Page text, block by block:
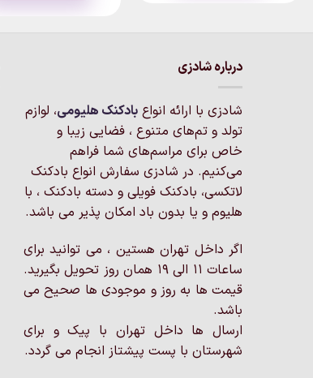
مختلفی
باشد.
گزینه
ها
ممکن
است
در
صفحه
انتخاب
شوند
درباره شادزی
شادزی با ارائه انواع بادکنک‌ هلیومی، لوازم
تولد و تم‌های متنوع ، فضایی زیبا و
خاص برای مراسم‌های شما فراهم
می‌کنیم. در شادزی سفارش انواع بادکنک
لاتکسی، بادکنک فویلی و دسته بادکنک ، با
هلیوم و یا بدون باد امکان پذیر می باشد.
اگر داخل تهران هستین ، می توانید برای
ساعات 11 الی 19 همان روز تحویل بگیرید.
قیمت ها به روز و موجودی ها صحیح می
باشد.
ارسال ها داخل تهران با پیک و برای
شهرستان با پست پیشتاز انجام می گردد.